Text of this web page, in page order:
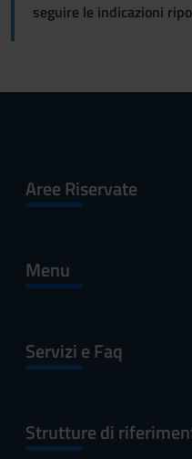
seguire le indicazioni
Aree Riservate
Menu
Servizi e Faq
Strutture di